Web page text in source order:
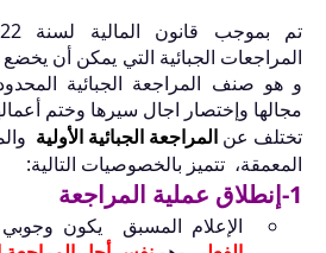
المراجعات الجبائية التي يمكن أن
و هو صنف المراجعة الجبائية
مجالها وإختصار اجال سيرها وختم
تختلف عن المراجعة الجبائية الأولية
المعمقة، تتميز بالخصوصيات التالية:
1-إنطلاق عملية المراجعة
الإعلام المسبق يكون وجوبي